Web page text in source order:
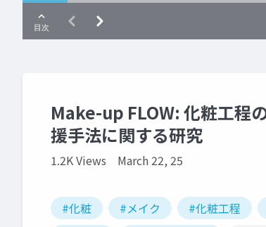
Make-up FLOW: 化粧工程
援手法に関する研究
1.2K Views March 22, 25
#化粧 #メイク #化粧工程